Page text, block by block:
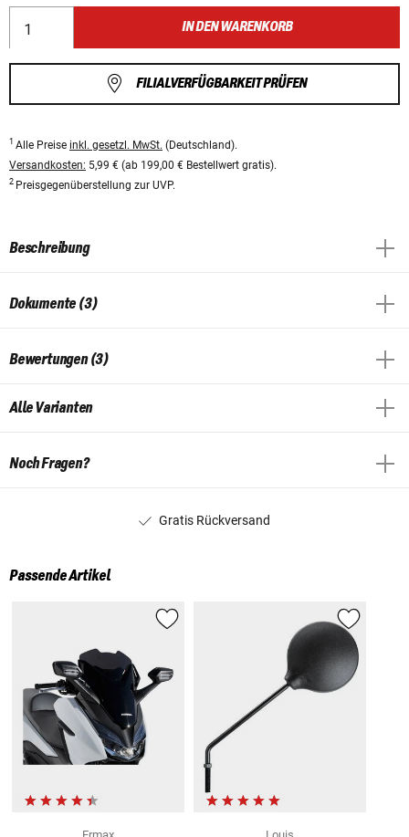
IN DEN WARENKORB
FILIALVERFÜGBARKEIT PRÜFEN
1 Alle Preise inkl. gesetzl. MwSt. (Deutschland).
Versandkosten: 5,99 € (ab 199,00 € Bestellwert gratis).
2 Preisgegenüberstellung zur UVP.
Beschreibung
Dokumente (3)
Bewertungen (3)
Alle Varianten
Noch Fragen?
Gratis Rückversand
Passende Artikel